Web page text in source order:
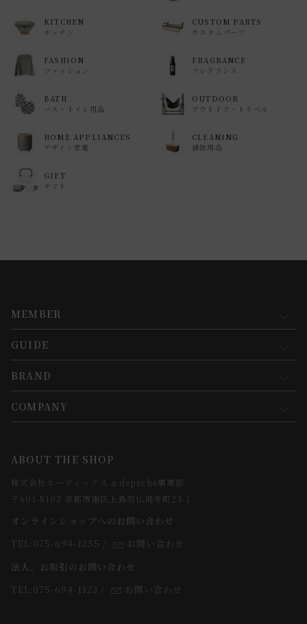
KITCHEN
キッチン
CUSTOM PARTS
カスタムパーツ
FASHION
ファッション
FRAGRANCE
フレグランス
BATH
バス・トイレ用品
OUTDOOR
アウトドア・トラベル
HOME APPLIANCES
デザイン家電
CLEANING
掃除用品
GIFT
ギフト
MEMBER
マイページ
新規会員登録
会員規約について
GUIDE
お買い物ガイド
会員登録について
お支払方法について
お届けについて
よくあるご質問
BRAND
コンセプト
webカタログ
COMPANY
求人情報
法人のお客様
スタッフ
ABOUT THE SHOP
株式会社エーディックス a.depeche事業部
〒601-8103 京都市南区上鳥羽仏現寺町23-1
オンラインショップへのお問い合わせ
TEL:075-694-1255
お問い合わせ
法人、お取引のお問い合わせ
TEL:075-694-1123
お問い合わせ